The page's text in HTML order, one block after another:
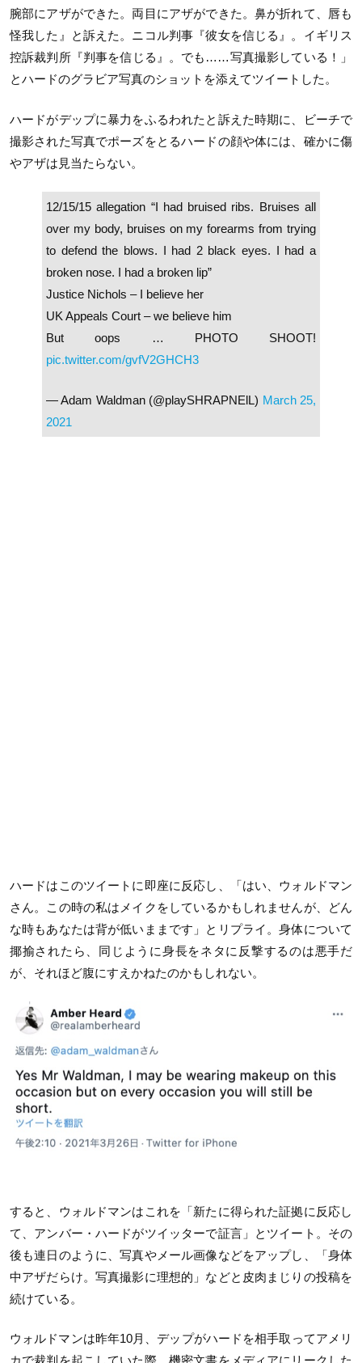
腕部にアザができた。両目にアザができた。鼻が折れて、唇も
怪我した』と訴えた。ニコル判事『彼女を信じる』。イギリス
控訴裁判所『判事を信じる』。でも……写真撮影している！」
とハードのグラビア写真のショットを添えてツイートした。
ハードがデップに暴力をふるわれたと訴えた時期に、ビーチで
撮影された写真でポーズをとるハードの顔や体には、確かに傷
やアザは見当たらない。
12/15/15 allegation “I had bruised ribs. Bruises all
over my body, bruises on my forearms from trying
to defend the blows. I had 2 black eyes. I had a
broken nose. I had a broken lip”
Justice Nichols – I believe her
UK Appeals Court – we believe him
But oops … PHOTO SHOOT!
pic.twitter.com/gvfV2GHCH3
— Adam Waldman (@playSHRAPNElL) March 25,
2021
ハードはこのツイートに即座に反応し、「はい、ウォルドマン
さん。この時の私はメイクをしているかもしれませんが、どん
な時もあなたは背が低いままです」とリプライ。身体について
揶揄されたら、同じように身長をネタに反撃するのは悪手だ
が、それほど腹にすえかねたのかもしれない。
すると、ウォルドマンはこれを「新たに得られた証拠に反応し
て、アンバー・ハードがツイッターで証言」とツイート。その
後も連日のように、写真やメール画像などをアップし、「身体
中アザだらけ。写真撮影に理想的」などと皮肉まじりの投稿を
続けている。
ウォルドマンは昨年10月、デップがハードを相手取ってアメリ